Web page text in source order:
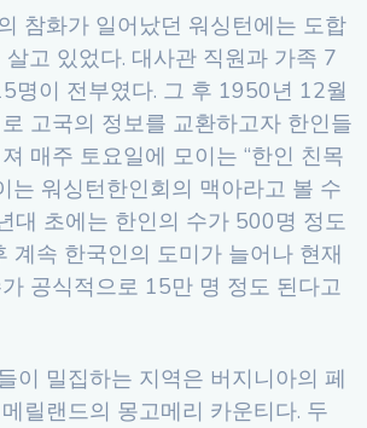
참화가 일어났던 워싱턴에는 도합
고 있었다. 대사관 직원과 가족 7
명이 전부였다. 그 후 1950년 12월
고국의 정보를 교환하고자 한인들
매주 토요일에 모이는 “한인 친목
는 워싱턴한인회의 맥아라고 볼 수
대 초에는 한인의 수가 500명 정도
계속 한국인의 도미가 늘어나 현재
공식적으로 15만 명 정도 된다고
이 밀집하는 지역은 버지니아의 페
릴랜드의 몽고메리 카운티다. 두